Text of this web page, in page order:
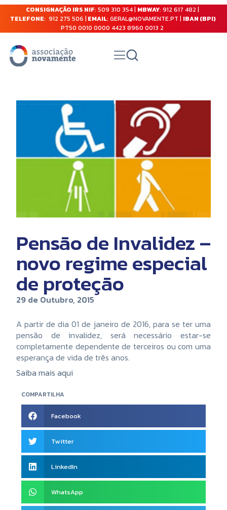
CONSIGNAÇÃO IRS NIF: 509 310 354 | MBWAY: 912 617 482 |
TELEFONE: 912 275 506 | EMAIL: GERAL@NOVAMENTE.PT | IBAN (BPI)
PT50 0010 0000 4423 8960 0013 2
COMPARTILHA
Facebook
Twitter
LinkedIn
WhatsApp
Pensão de Invalidez –
novo regime especial
de proteção
29 de Outubro, 2015
A partir de dia 01 de janeiro de 2016, para se ter uma
pensão de invalidez, será necessário estar-se
completamente dependente de terceiros ou com uma
esperança de vida de três anos.
Saiba mais aqui